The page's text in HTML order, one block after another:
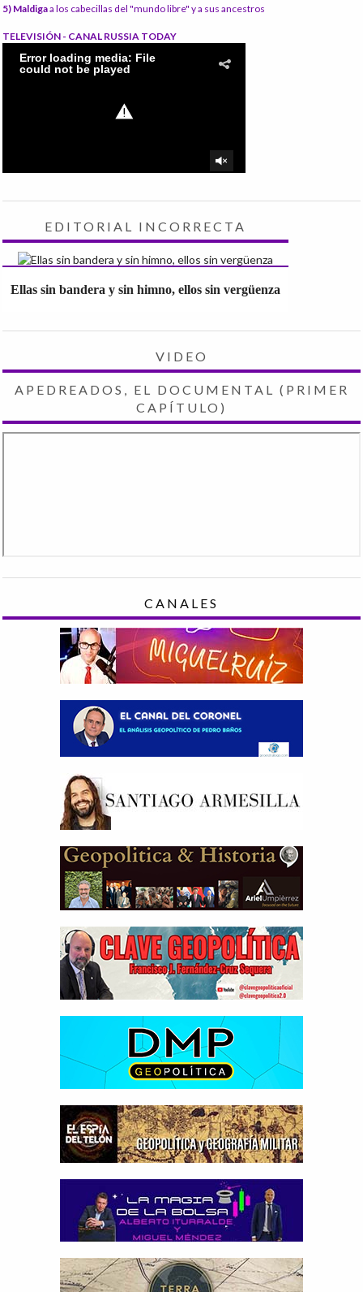
5) Maldigaa los cabecillas del "mundo libre" y a sus ancestros
TELEVISIÓN - CANAL RUSSIA TODAY
EDITORIAL INCORRECTA
Ellas sin bandera y sin himno, ellos sin vergüenza
VIDEO
APEDREADOS, EL DOCUMENTAL (PRIMER
CAPÍTULO)
CANALES